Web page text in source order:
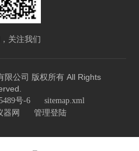
关注我们
公司 版权所有 All Rights
号-6 sitemap.xml
器网 管理登陆